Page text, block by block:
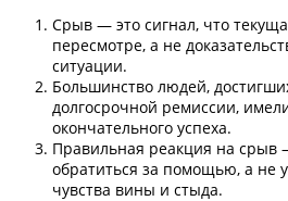
Срыв — это сигнал, что
пересмотре, а не
ситуации.
Большинство людей,
долгосрочной ремиссии,
окончательного успеха.
Правильная реакция на срыв
обратиться за помощью, а не
чувства вины и стыда.